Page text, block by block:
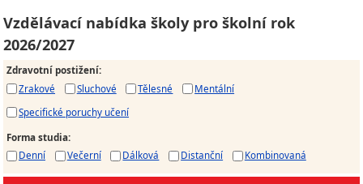
Vzdělávací nabídka školy pro školní rok
2026/2027
Zdravotní postižení:
Zrakové
Sluchové Tělesné
Mentální
Specifické poruchy učení
Forma studia:
Denní
Večerní Dálková Distanční Kombinovaná